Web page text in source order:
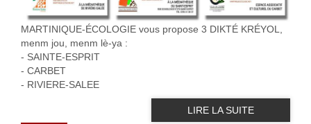
MARTINIQUE-ÉCOLOGIE vous propose 3 DIKTÉ KRÉYOL,
menm jou, menm lè-ya :
- SAINTE-ESPRIT
- ⁠CARBET
- ⁠RIVIERE-SALEE
LIRE LA SUITE